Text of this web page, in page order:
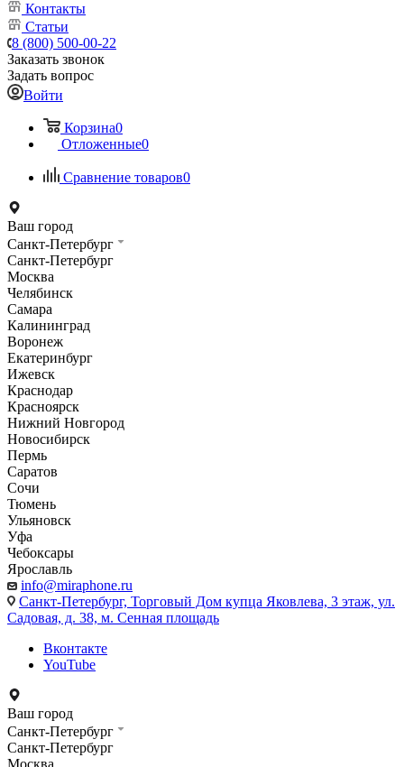
Контакты
Статьи
8 (800) 500-00-22
Заказать звонок
Задать вопрос
Войти
Корзина0
Отложенные0
Сравнение товаров0
Ваш город
Санкт-Петербург
Санкт-Петербург
Москва
Челябинск
Самара
Калининград
Воронеж
Екатеринбург
Ижевск
Краснодар
Красноярск
Нижний Новгород
Новосибирск
Пермь
Саратов
Сочи
Тюмень
Ульяновск
Уфа
Чебоксары
Ярославль
info@miraphone.ru
Санкт-Петербург, Торговый Дом купца Яковлева, 3 этаж, ул.
Садовая, д. 38, м. Сенная площадь
Вконтакте
YouTube
Ваш город
Санкт-Петербург
Санкт-Петербург
Москва